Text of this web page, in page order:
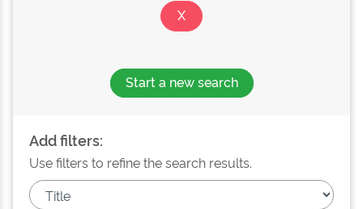
Start a new search
Add filters:
Use filters to refine the search results.